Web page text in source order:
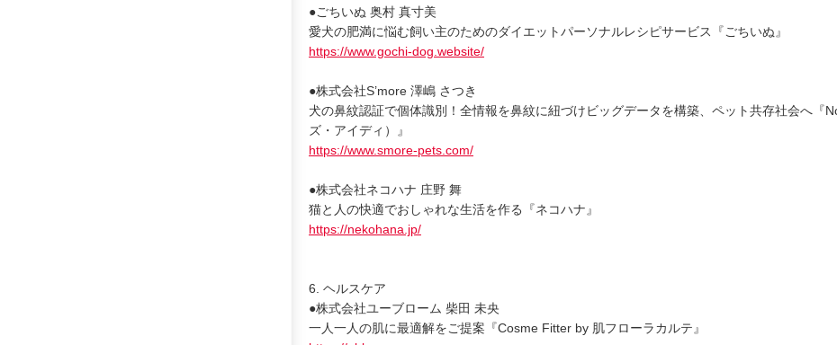
●ごちいぬ 奥村 真寸美
愛犬の肥満に悩む飼い主のためのダイエットパーソナルレシピサービス『ごちいぬ』
https://www.gochi-dog.website/
●株式会社S’more 澤嶋 さつき
犬の鼻紋認証で個体識別！全情報を鼻紋に紐づけビッグデータを構築、ペット共存社会へ『
ズ・アイディ）』
https://www.smore-pets.com/
●株式会社ネコハナ 庄野 舞
猫と人の快適でおしゃれな生活を作る『ネコハナ』
https://nekohana.jp/
6. ヘルスケア
●株式会社ユーブローム 柴田 未央
一人一人の肌に最適解をご提案『Cosme Fitter by 肌フローラカルテ』